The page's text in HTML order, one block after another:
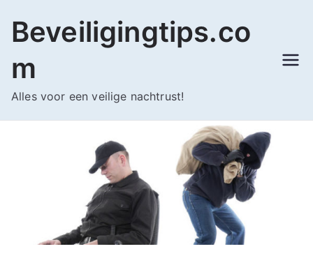
naar
inhoud
Beveiligingtips.co
m
Alles voor een veilige nachtrust!